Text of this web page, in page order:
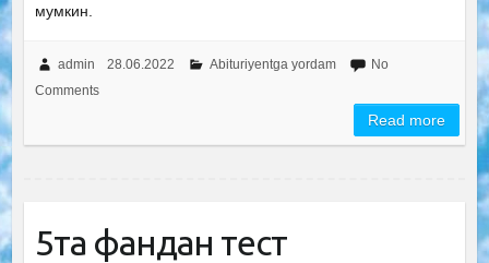
мумкин.
admin 28.06.2022 Abituriyentga yordam
No
Comments
Read more
5та фандан тест